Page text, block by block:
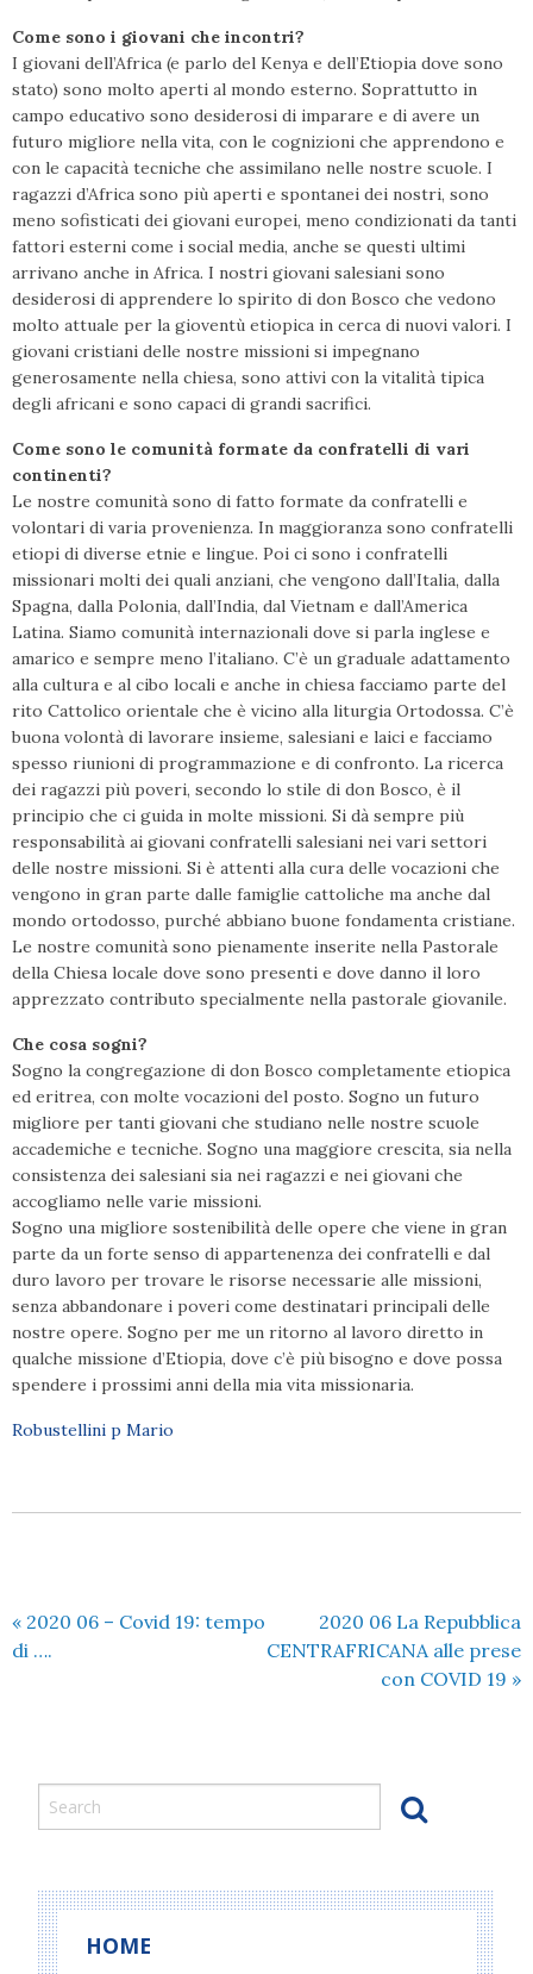
Come sono i giovani che incontri?
I giovani dell’Africa (e parlo del Kenya e dell’Etiopia dove sono
stato) sono molto aperti al mondo esterno. Soprattutto in
campo educativo sono desiderosi di imparare e di avere un
futuro migliore nella vita, con le cognizioni che apprendono e
con le capacità tecniche che assimilano nelle nostre scuole. I
ragazzi d’Africa sono più aperti e spontanei dei nostri, sono
meno sofisticati dei giovani europei, meno condizionati da tanti
fattori esterni come i social media, anche se questi ultimi
arrivano anche in Africa. I nostri giovani salesiani sono
desiderosi di apprendere lo spirito di don Bosco che vedono
molto attuale per la gioventù etiopica in cerca di nuovi valori. I
giovani cristiani delle nostre missioni si impegnano
generosamente nella chiesa, sono attivi con la vitalità tipica
degli africani e sono capaci di grandi sacrifici.
Come sono le comunità formate da confratelli di vari
continenti?
Le nostre comunità sono di fatto formate da confratelli e
volontari di varia provenienza. In maggioranza sono confratelli
etiopi di diverse etnie e lingue. Poi ci sono i confratelli
missionari molti dei quali anziani, che vengono dall’Italia, dalla
Spagna, dalla Polonia, dall’India, dal Vietnam e dall’America
Latina. Siamo comunità internazionali dove si parla inglese e
amarico e sempre meno l’italiano. C’è un graduale adattamento
alla cultura e al cibo locali e anche in chiesa facciamo parte del
rito Cattolico orientale che è vicino alla liturgia Ortodossa. C’è
buona volontà di lavorare insieme, salesiani e laici e facciamo
spesso riunioni di programmazione e di confronto. La ricerca
dei ragazzi più poveri, secondo lo stile di don Bosco, è il
principio che ci guida in molte missioni. Si dà sempre più
responsabilità ai giovani confratelli salesiani nei vari settori
delle nostre missioni. Si è attenti alla cura delle vocazioni che
vengono in gran parte dalle famiglie cattoliche ma anche dal
mondo ortodosso, purché abbiano buone fondamenta cristiane.
Le nostre comunità sono pienamente inserite nella Pastorale
della Chiesa locale dove sono presenti e dove danno il loro
apprezzato contributo specialmente nella pastorale giovanile.
Che cosa sogni?
Sogno la congregazione di don Bosco completamente etiopica
ed eritrea, con molte vocazioni del posto. Sogno un futuro
migliore per tanti giovani che studiano nelle nostre scuole
accademiche e tecniche. Sogno una maggiore crescita, sia nella
consistenza dei salesiani sia nei ragazzi e nei giovani che
accogliamo nelle varie missioni.
Sogno una migliore sostenibilità delle opere che viene in gran
parte da un forte senso di appartenenza dei confratelli e dal
duro lavoro per trovare le risorse necessarie alle missioni,
senza abbandonare i poveri come destinatari principali delle
nostre opere. Sogno per me un ritorno al lavoro diretto in
qualche missione d’Etiopia, dove c’è più bisogno e dove possa
spendere i prossimi anni della mia vita missionaria.
Robustellini p Mario
« 2020 06 – Covid 19: tempo
di ….
2020 06 La Repubblica
CENTRAFRICANA alle prese
con COVID 19 »
HOME